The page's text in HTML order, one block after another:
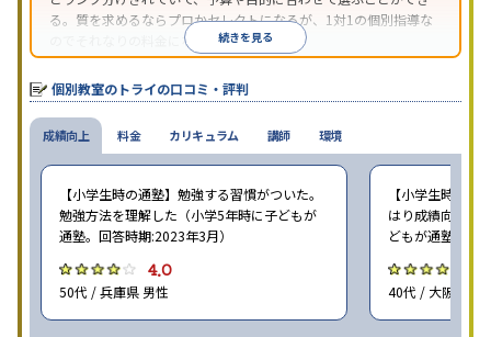
る。質を求めるならプロかセレクトになるが、1対1の個別指導な
のでそれなりの料金になる。続きを見る
個別教室のトライの口コミ・評判
成績向上
【小学生時の通塾】勉強する習慣がついた。
勉強方法を理解した（小学5年時に子どもが
通塾。回答時期:2023年3月）
4.0
50代 / 兵庫県 男性
【小学生時の通
はり成績向上に
どもが通塾。回
40代 / 大阪府 女
料金 カリキュラム 講師 環境